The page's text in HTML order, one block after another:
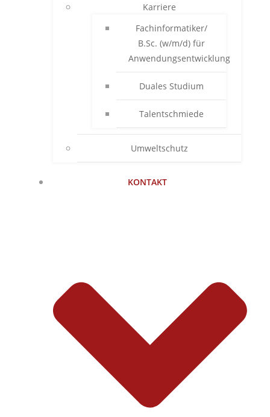
Karriere
Fachinformatiker/
B.Sc. (w/m/d) für
Anwendungsentwicklung
Duales Studium
Talentschmiede
Umweltschutz
KONTAKT